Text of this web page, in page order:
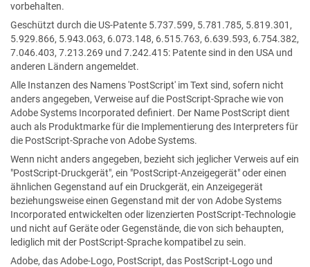
vorbehalten.
Geschützt durch die US-Patente 5.737.599, 5.781.785, 5.819.301,
5.929.866, 5.943.063, 6.073.148, 6.515.763, 6.639.593, 6.754.382,
7.046.403, 7.213.269 und 7.242.415: Patente sind in den USA und
anderen Ländern angemeldet.
Alle Instanzen des Namens 'PostScript' im Text sind, sofern nicht
anders angegeben, Verweise auf die PostScript-Sprache wie von
Adobe Systems Incorporated definiert. Der Name PostScript dient
auch als Produktmarke für die Implementierung des Interpreters für
die PostScript-Sprache von Adobe Systems.
Wenn nicht anders angegeben, bezieht sich jeglicher Verweis auf ein
"PostScript-Druckgerät", ein "PostScript-Anzeigegerät" oder einen
ähnlichen Gegenstand auf ein Druckgerät, ein Anzeigegerät
beziehungsweise einen Gegenstand mit der von Adobe Systems
Incorporated entwickelten oder lizenzierten PostScript-Technologie
und nicht auf Geräte oder Gegenstände, die von sich behaupten,
lediglich mit der PostScript-Sprache kompatibel zu sein.
Adobe, das Adobe-Logo, PostScript, das PostScript-Logo und